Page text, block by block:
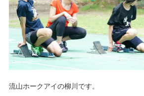
流山ホークアイの柳川です。